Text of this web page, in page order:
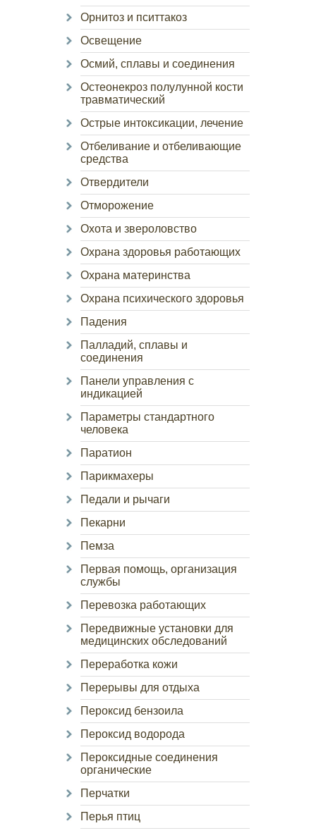
Орнитоз и пситтакоз
Освещение
Осмий, сплавы и соединения
Остеонекроз полулунной кости
травматический
Острые интоксикации, лечение
Отбеливание и отбеливающие
средства
Отвердители
Отморожение
Охота и звероловство
Охрана здоровья работающих
Охрана материнства
Охрана психического здоровья
Падения
Палладий, сплавы и
соединения
Панели управления с
индикацией
Параметры стандартного
человека
Паратион
Парикмахеры
Педали и рычаги
Пекарни
Пемза
Первая помощь, организация
службы
Перевозка работающих
Передвижные установки для
медицинских обследований
Переработка кожи
Перерывы для отдыха
Пероксид бензоила
Пероксид водорода
Пероксидные соединения
органические
Перчатки
Перья птиц